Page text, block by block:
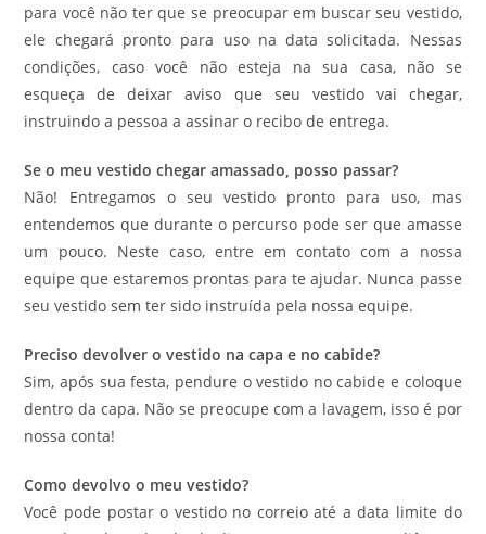
para você não ter que se preocupar em buscar seu vestido,
ele chegará pronto para uso na data solicitada. Nessas
condições, caso você não esteja na sua casa, não se
esqueça de deixar aviso que seu vestido vai chegar,
instruindo a pessoa a assinar o recibo de entrega.
Se o meu vestido chegar amassado, posso passar?
Não! Entregamos o seu vestido pronto para uso, mas
entendemos que durante o percurso pode ser que amasse
um pouco. Neste caso, entre em contato com a nossa
equipe que estaremos prontas para te ajudar. Nunca passe
seu vestido sem ter sido instruída pela nossa equipe.
Preciso devolver o vestido na capa e no cabide?
Sim, após sua festa, pendure o vestido no cabide e coloque
dentro da capa. Não se preocupe com a lavagem, isso é por
nossa conta!
Como devolvo o meu vestido?
Você pode postar o vestido no correio até a data limite do